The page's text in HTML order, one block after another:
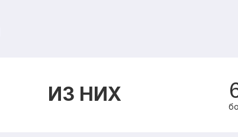
ИЗ НИХ